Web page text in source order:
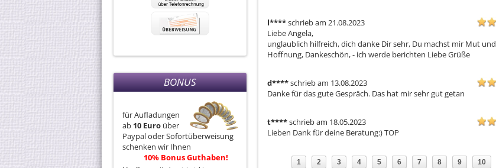
BONUS
für Aufladungen
ab 10 Euro über
Paypal oder Sofortüberweisung
schenken wir Ihnen
10% Bonus Guthaben!
l****schrieb am 21.08.2023
Liebe Angela,
unglaublich hilfreich, dich danke Dir sehr, Du machst mir Mut und
Hoffnung, Dankeschön, - ich werde berichten Liebe Grüße
d****schrieb am 13.08.2023
Danke für das gute Gespräch. Das hat mir sehr gut getan
t****schrieb am 18.05.2023
Lieben Dank für deine Beratung:) TOP
1 2 3 4 5 6 7 8 9 10